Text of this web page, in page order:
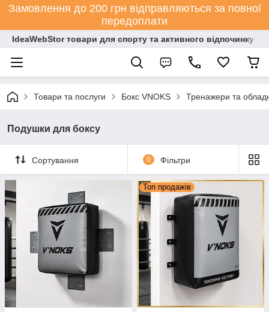
Замовлення до 200 грн відправляються за повної
передоплати
IdeaWebStor товари для спорту та активного відпочинку
Товари та послуги Бокс VNOKS Тренажери та
Подушки для боксу
Сортування 0 Фільтри
Топ продажів